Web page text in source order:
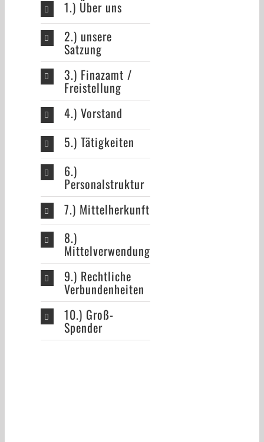
1.) Über uns
2.) unsere
Satzung
3.) Finazamt /
Freistellung
4.) Vorstand
5.) Tätigkeiten
6.)
Personalstruktur
7.) Mittelherkunft
8.)
Mittelverwendung
9.) Rechtliche
Verbundenheiten
10.) Groß-
Spender